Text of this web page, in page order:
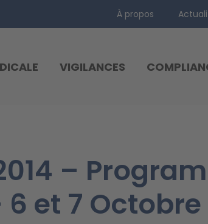
À propos
VIGILANCES
–
6 et 7 Octobre